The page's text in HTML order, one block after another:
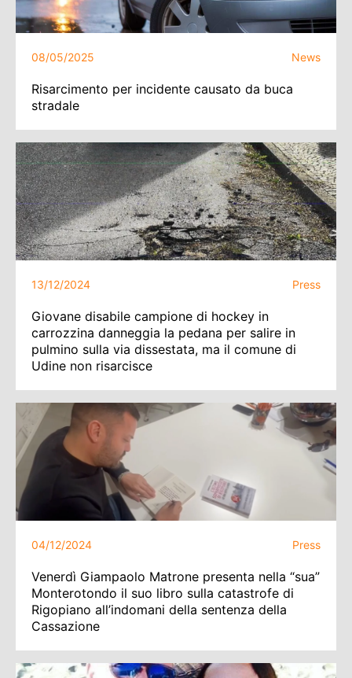
08/05/2025 News
Risarcimento per incidente causato da buca
stradale
13/12/2024 Press
Giovane disabile campione di hockey in
carrozzina danneggia la pedana per salire in
pulmino sulla via dissestata, ma il comune di
Udine non risarcisce
04/12/2024 Press
Venerdì Giampaolo Matrone presenta nella “sua”
Monterotondo il suo libro sulla catastrofe di
Rigopiano all’indomani della sentenza della
Cassazione